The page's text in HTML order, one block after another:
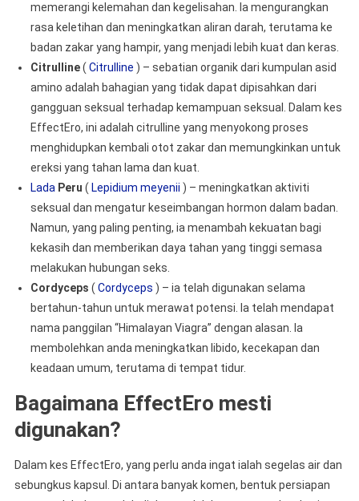
memerangi kelemahan dan kegelisahan. Ia mengurangkan
rasa keletihan dan meningkatkan aliran darah, terutama ke
badan zakar yang hampir, yang menjadi lebih kuat dan keras.
Citrulline( Citrulline ) – sebatian organik dari kumpulan asid
amino adalah bahagian yang tidak dapat dipisahkan dari
gangguan seksual terhadap kemampuan seksual. Dalam kes
EffectEro, ini adalah citrulline yang menyokong proses
menghidupkan kembali otot zakar dan memungkinkan untuk
ereksi yang tahan lama dan kuat.
Lada Peru ( Lepidium meyenii ) – meningkatkan aktiviti
seksual dan mengatur keseimbangan hormon dalam badan.
Namun, yang paling penting, ia menambah kekuatan bagi
kekasih dan memberikan daya tahan yang tinggi semasa
melakukan hubungan seks.
Cordyceps ( Cordyceps ) – ia telah digunakan selama
bertahun-tahun untuk merawat potensi. Ia telah mendapat
nama panggilan “Himalayan Viagra” dengan alasan. Ia
membolehkan anda meningkatkan libido, kecekapan dan
keadaan umum, terutama di tempat tidur.
Bagaimana EffectEro mesti
digunakan?
Dalam kes EffectEro, yang perlu anda ingat ialah segelas air dan
sebungkus kapsul. Di antara banyak komen, bentuk persiapan